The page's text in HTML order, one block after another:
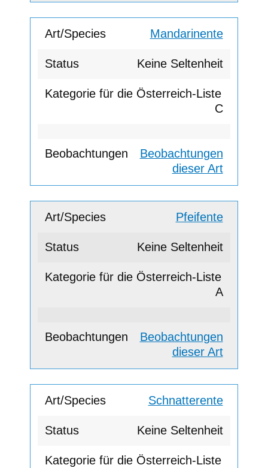
Mandarinente
Keine Seltenheit
C
Beobachtungen
dieser Art
Pfeifente
Keine Seltenheit
A
Beobachtungen
dieser Art
Schnatterente
Keine Seltenheit